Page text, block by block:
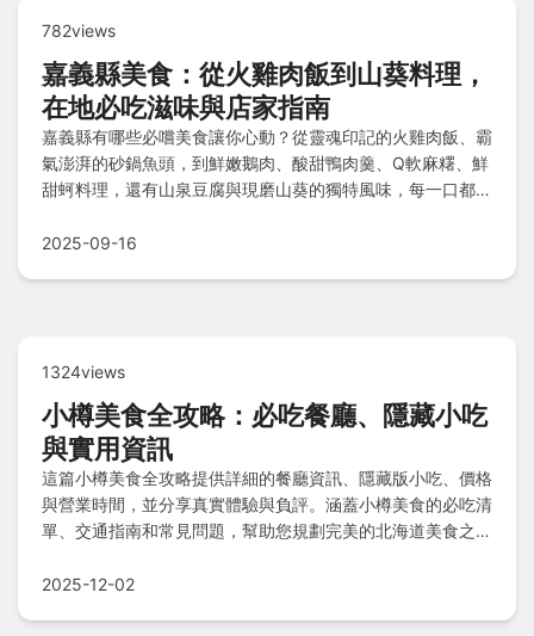
782views
嘉義縣美食：從火雞肉飯到山葵料理，
在地必吃滋味與店家指南
嘉義縣有哪些必嚐美食讓你心動？從靈魂印記的火雞肉飯、霸
氣澎湃的砂鍋魚頭，到鮮嫩鵝肉、酸甜鴨肉羹、Q軟麻糬、鮮
甜蚵料理，還有山泉豆腐與現磨山葵的獨特風味，每一口都展
問快答解開所有疑惑，展開一場難忘的味蕾之旅！
2025-09-16
1324views
小樽美食全攻略：必吃餐廳、隱藏小吃
與實用資訊
這篇小樽美食全攻略提供詳細的餐廳資訊、隱藏版小吃、價格
與營業時間，並分享真實體驗與負評。涵蓋小樽美食的必吃清
單、交通指南和常見問題，幫助您規劃完美的北海道美食之
2025-12-02